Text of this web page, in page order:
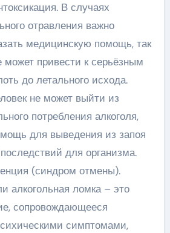
В случаях
отравления важно
медицинскую помощь, так
может привести к серьёзным
до летального исхода.
не может выйти из
потребления алкоголя,
для выведения из запоя
для организма.
(синдром отмены).
алкогольная ломка – это
сопровождающееся
симптомами,